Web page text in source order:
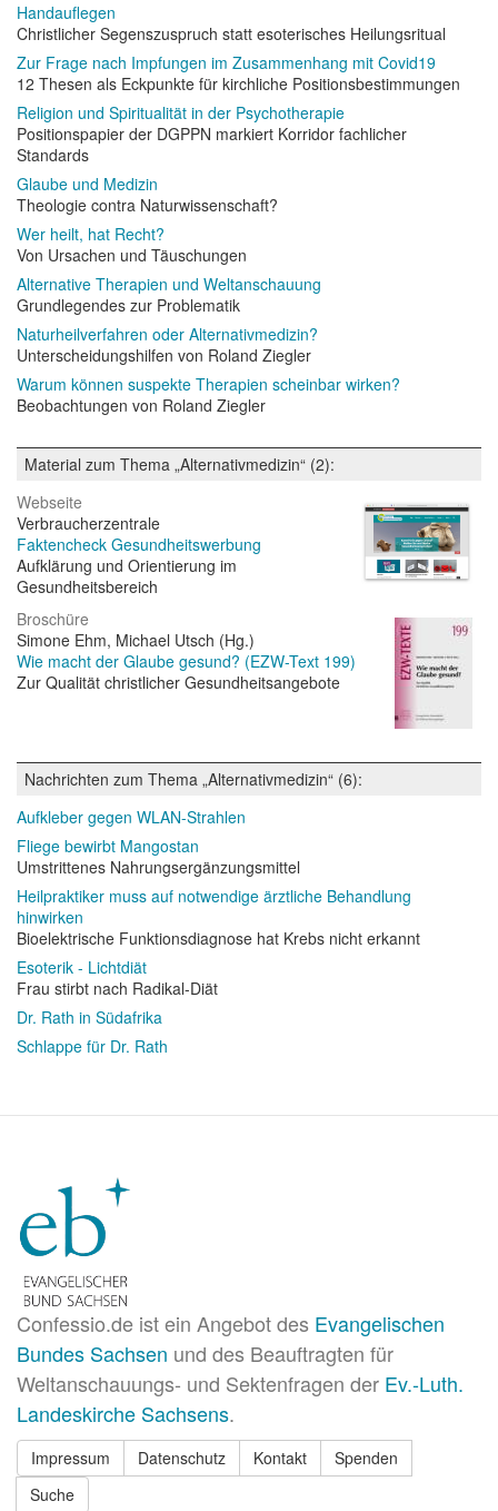
Handauflegen
Christlicher Segenszuspruch statt esoterisches Heilungsritual
Zur Frage nach Impfungen im Zusammenhang mit Covid19
12 Thesen als Eckpunkte für kirchliche Positionsbestimmungen
Religion und Spiritualität in der Psychotherapie
Positionspapier der DGPPN markiert Korridor fachlicher
Standards
Glaube und Medizin
Theologie contra Naturwissenschaft?
Wer heilt, hat Recht?
Von Ursachen und Täuschungen
Alternative Therapien und Weltanschauung
Grundlegendes zur Problematik
Naturheilverfahren oder Alternativmedizin?
Unterscheidungshilfen von Roland Ziegler
Warum können suspekte Therapien scheinbar wirken?
Beobachtungen von Roland Ziegler
Material zum Thema „Alternativmedizin“ (2):
Webseite
Verbraucherzentrale
Faktencheck Gesundheitswerbung
Aufklärung und Orientierung im
Gesundheitsbereich
Broschüre
Simone Ehm, Michael Utsch (Hg.)
Wie macht der Glaube gesund? (EZW-Text 199)
Zur Qualität christlicher Gesundheitsangebote
Nachrichten zum Thema „Alternativmedizin“ (6):
Aufkleber gegen WLAN-Strahlen
Fliege bewirbt Mangostan
Umstrittenes Nahrungsergänzungsmittel
Heilpraktiker muss auf notwendige ärztliche Behandlung
hinwirken
Bioelektrische Funktionsdiagnose hat Krebs nicht erkannt
Esoterik - Lichtdiät
Frau stirbt nach Radikal-Diät
Dr. Rath in Südafrika
Schlappe für Dr. Rath
Confessio.de ist ein Angebot des Evangelischen
Bundes Sachsen und des Beauftragten für
Weltanschauungs- und Sektenfragen der Ev.-Luth.
Landeskirche Sachsens.
Impressum Datenschutz Kontakt
Spenden
Suche